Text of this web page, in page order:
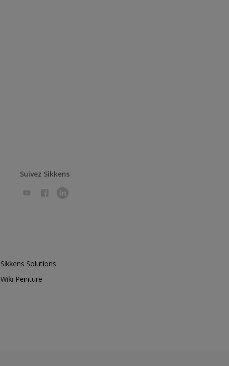
Suivez Sikkens
Sikkens Solutions
Wiki Peinture